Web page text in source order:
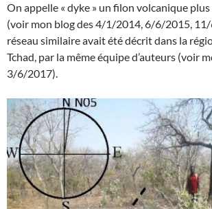
On appelle « dyke » un filon volcanique
(voir mon blog des 4/1/2014, 6/6/2015,
réseau similaire avait été décrit dans la
Tchad, par la même équipe d’auteurs (voir
3/6/2017).